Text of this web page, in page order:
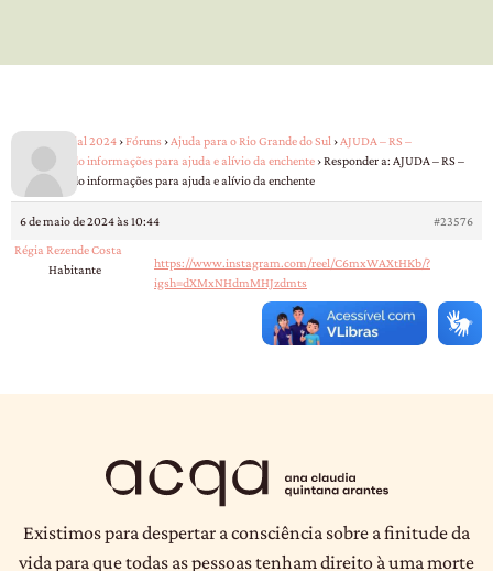
ACQA – Inicial 2024 ›Fóruns › Ajuda para o Rio Grande do Sul › AJUDA – RS –
Centralizando informações para ajuda e alívio da enchente ›Responder a: AJUDA – RS –
Centralizando informações para ajuda e alívio da enchente
6 de maio de 2024 às 10:44
#23576
Régia Rezende Costa
Habitante
https://www.instagram.com/reel/C6mxWAXtHKb/?
igsh=dXMxNHdmMHJzdmts
Existimos para despertar a consciência sobre a finitude da
vida para que todas as pessoas tenham direito à uma morte